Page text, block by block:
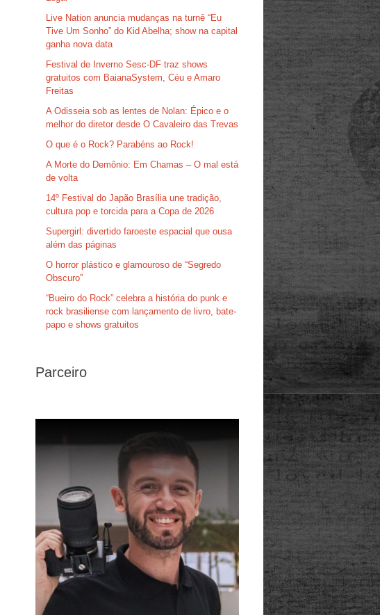
Live Nation anuncia mudanças na turnê “Eu
Tive Um Sonho” do Kid Abelha; show na capital
ganha nova data
Festival de Inverno Sesc-DF traz shows
gratuitos com BaianaSystem, Céu e Amaro
Freitas
A Odisseia sob as lentes de Nolan: Épico e o
melhor do diretor desde O Cavaleiro das Trevas
O que é o Rock? Parabéns ao Rock!
A Morte do Demônio: Em Chamas – O mal está
de volta
14º Festival do Japão Brasília une tradição,
cultura pop e torcida para a Copa de 2026
Supergirl: divertido faroeste espacial que ousa
além das páginas
O horror plástico e glamouroso de “Segredo
Obscuro”
“Bueiro do Rock” celebra a história do punk e
rock brasiliense com lançamento de livro, bate-
papo e shows gratuitos
Parceiro